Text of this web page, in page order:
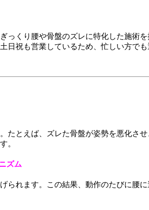
っくり腰や骨盤のズレに特化した施
日祝も営業しているため、忙しい方で
たとえば、ズレた骨盤が姿勢を悪化さ
。
ズム
られます。この結果、動作のたびに腰